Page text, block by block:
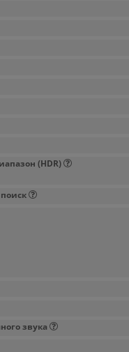
(HDR)
звука